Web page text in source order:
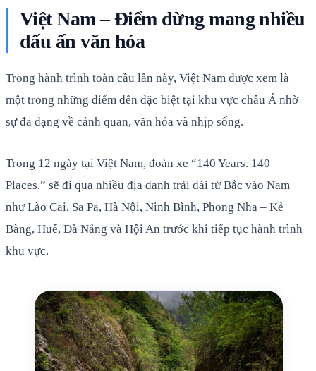
Việt Nam – Điểm dừng mang nhiều
dấu ấn văn hóa
Trong hành trình toàn cầu lần này, Việt Nam được xem là
một trong những điểm đến đặc biệt tại khu vực châu Á nhờ
sự đa dạng về cảnh quan, văn hóa và nhịp sống.
Trong 12 ngày tại Việt Nam, đoàn xe “140 Years. 140
Places.” sẽ đi qua nhiều địa danh trải dài từ Bắc vào Nam
như Lào Cai, Sa Pa, Hà Nội, Ninh Bình, Phong Nha – Kẻ
Bàng, Huế, Đà Nẵng và Hội An trước khi tiếp tục hành trình
khu vực.